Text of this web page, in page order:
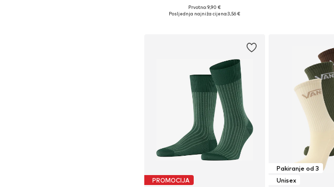
Dostupne veličine: 41-46
Prvotno: 9,90 €
Posljednja najniža cijena:3,56 €
PROMOCIJA
Pakiranje od 3
Unisex